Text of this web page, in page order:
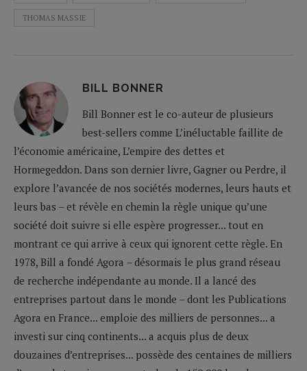
THOMAS MASSIE
BILL BONNER
Bill Bonner est le co-auteur de plusieurs
best-sellers comme L’inéluctable faillite de
l’économie américaine, L’empire des dettes et
Hormegeddon. Dans son dernier livre, Gagner ou Perdre, il
explore l’avancée de nos sociétés modernes, leurs hauts et
leurs bas – et révèle en chemin la règle unique qu’une
société doit suivre si elle espère progresser... tout en
montrant ce qui arrive à ceux qui ignorent cette règle. En
1978, Bill a fondé Agora – désormais le plus grand réseau
de recherche indépendante au monde. Il a lancé des
entreprises partout dans le monde – dont les Publications
Agora en France... emploie des milliers de personnes... a
investi sur cinq continents... a acquis plus de deux
douzaines d’entreprises... possède des centaines de milliers